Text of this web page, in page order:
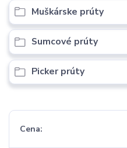
Muškárske prúty
Sumcové prúty
Picker prúty
Cena: